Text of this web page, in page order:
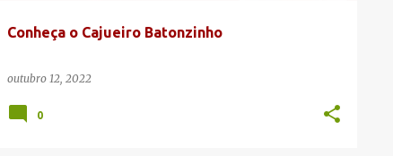
Conheça o Cajueiro Batonzinho
outubro 12, 2022
0